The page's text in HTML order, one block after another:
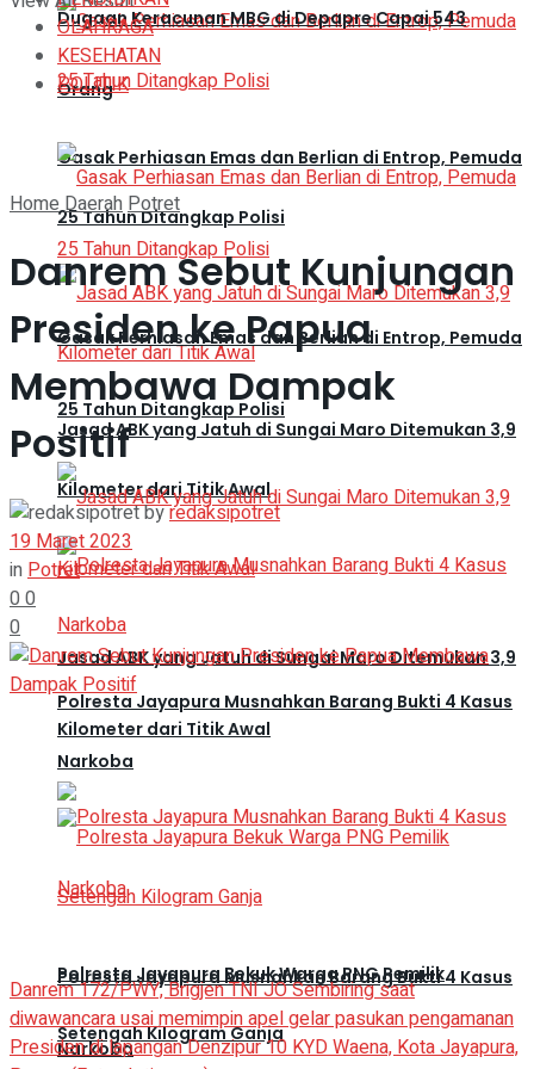
Gasak Perhiasan Emas dan Berlian di Entrop, Pemuda
25 Tahun Ditangkap Polisi
Jasad ABK yang Jatuh di Sungai Maro Ditemukan 3,9
Kilometer dari Titik Awal
Polresta Jayapura Musnahkan Barang Bukti 4 Kasus
Narkoba
Polresta Jayapura Bekuk Warga PNG Pemilik
Setengah Kilogram Ganja
Dugaan Keracunan MBG di Depapre Capai 543
Orang
Gasak Perhiasan Emas dan Berlian di Entrop, Pemuda
25 Tahun Ditangkap Polisi
Jasad ABK yang Jatuh di Sungai Maro Ditemukan 3,9
Kilometer dari Titik Awal
Polresta Jayapura Musnahkan Barang Bukti 4 Kasus
Narkoba
OLAHRAGA
KESEHATAN
POLITIK
HomeDaerahPotret
Danrem Sebut Kunjungan
Presiden ke Papua
Membawa Dampak
Positif
byredaksipotret
19 Maret 2023
inPotret
00
0
Danrem 172/PWY, Brigjen TNI JO Sembiring saat
diwawancara usai memimpin apel gelar pasukan pengamanan
Presiden di lapangan Denzipur 10 KYD Waena, Kota Jayapura,